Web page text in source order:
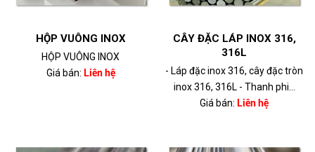
HỘP VUÔNG INOX
HỘP VUÔNG INOX
Giá bán: Liên hệ
CÂY ĐẶC LÁP INOX 316,
316L
- Láp đặc inox 316, cây đặc tròn
inox 316, 316L - Thanh phi...
Giá bán: Liên hệ